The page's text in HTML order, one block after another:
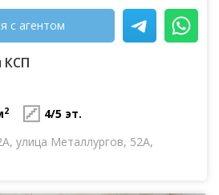
с агентом
КСП
2
4/5 эт.
улица Металлургов, 52А,